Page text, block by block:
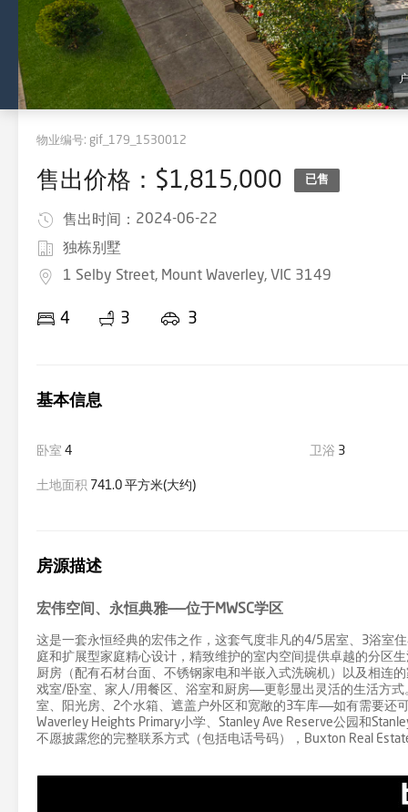
物业编号: gif_179_1530012
售出价格：$1,815,000 已售
售出时间： 2024-06-22
独栋别墅
1 Selby Street, Mount Waverley, VIC 3149
4 3 3
基本信息
卧室 4 卫浴 3
土地面积 741.0 平方米(大约)
房源描述
宏伟空间、永恒典雅——位于MWSC学区
这是一套永恒经典的宏伟之作，这套气度非凡的4/5居室、3浴室
庭和扩展型家庭精心设计，精致维护的室内空间提供卓越的分区
厨房（配有石材台面、不锈钢家电和半嵌入式洗碗机）以及相连
戏室/卧室、家人/用餐区、浴室和厨房——更彰显出灵活的生活方
室、阳光房、2个水箱、遮盖户外区和宽敞的3车库——如有需要还
Waverley Heights Primary小学、Stanley Ave Reserve公园和
不愿披露您的完整联系方式（包括电话号码），Buxton Real